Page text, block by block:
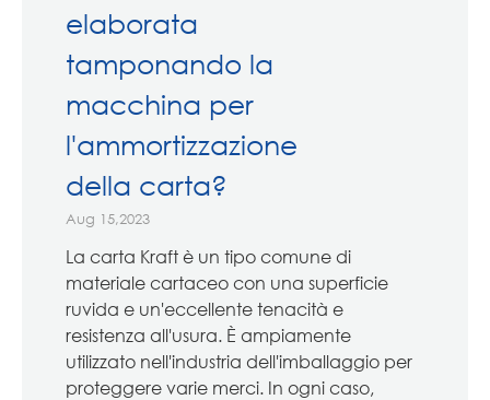
elaborata
tamponando la
macchina per
l'ammortizzazione
della carta?
Aug 15,2023
La carta Kraft è un tipo comune di
materiale cartaceo con una superficie
ruvida e un'eccellente tenacità e
resistenza all'usura. È ampiamente
utilizzato nell'industria dell'imballaggio per
proteggere varie merci. In ogni caso,